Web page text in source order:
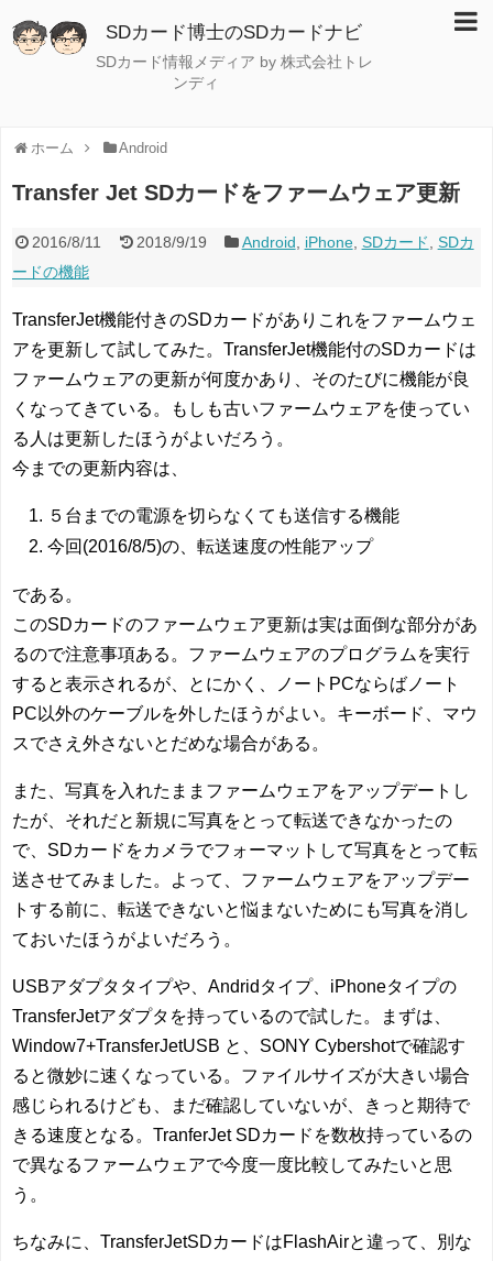
SDカード博士のSDカードナビ
SDカード情報メディア by 株式会社トレ
ンディ
ホーム Android
Transfer Jet SDカードをファームウェア更新
2016/8/11 2018/9/19 Android iPhone, SDカード
SDカ
ードの機能
TransferJet機能付きのSDカードがありこれをファームウェ
アを更新して試してみた。TransferJet機能付のSDカードは
ファームウェアの更新が何度かあり、そのたびに機能が良
くなってきている。もしも古いファームウェアを使ってい
る人は更新したほうがよいだろう。
今までの更新内容は、
５台までの電源を切らなくても送信する機能
今回(2016/8/5)の、転送速度の性能アップ
である。
このSDカードのファームウェア更新は実は面倒な部分があ
るので注意事項ある。ファームウェアのプログラムを実行
すると表示されるが、とにかく、ノートPCならばノート
PC以外のケーブルを外したほうがよい。キーボード、マウ
スでさえ外さないとだめな場合がある。
また、写真を入れたままファームウェアをアップデートし
たが、それだと新規に写真をとって転送できなかったの
で、SDカードをカメラでフォーマットして写真をとって転
送させてみました。よって、ファームウェアをアップデー
トする前に、転送できないと悩まないためにも写真を消し
ておいたほうがよいだろう。
USBアダプタタイプや、Andridタイプ、iPhoneタイプの
TransferJetアダプタを持っているので試した。まずは、
Window7+TransferJetUSB と、SONY Cybershotで確認す
ると微妙に速くなっている。ファイルサイズが大きい場合
感じられるけども、まだ確認していないが、きっと期待で
きる速度となる。TranferJet SDカードを数枚持っているの
で異なるファームウェアで今度一度比較してみたいと思
う。
ちなみに、TransferJetSDカードはFlashAirと違って、別な